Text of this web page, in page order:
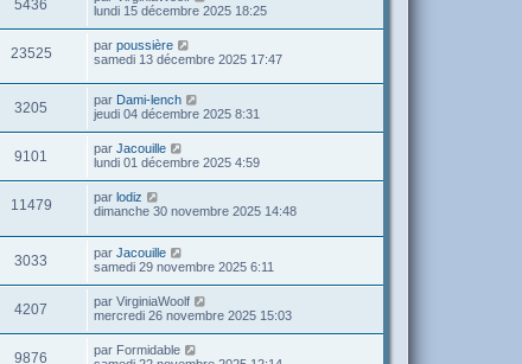
5436
lundi 15 décembre 2025 18:25
23525 par poussière
samedi 13 décembre 2025 17:47
3205 par Dami-lench
jeudi 04 décembre 2025 8:31
9101 par Jacouille
lundi 01 décembre 2025 4:59
11479 par lodiz
dimanche 30 novembre 2025 14:48
3033 par Jacouille
samedi 29 novembre 2025 6:11
4207 par VirginiaWoolf
mercredi 26 novembre 2025 15:03
9876 par Formidable